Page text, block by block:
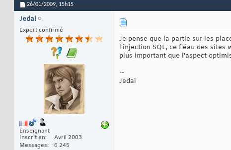
26/01/2009, 15h15
Jedai
Expert confirmé
Enseignant
Inscrit en
Avril 2003
Messages
6 245
Je pense que la partie sur les
l'injection SQL, ce fléau des sites
plus important que l'aspect
--
Jedaï